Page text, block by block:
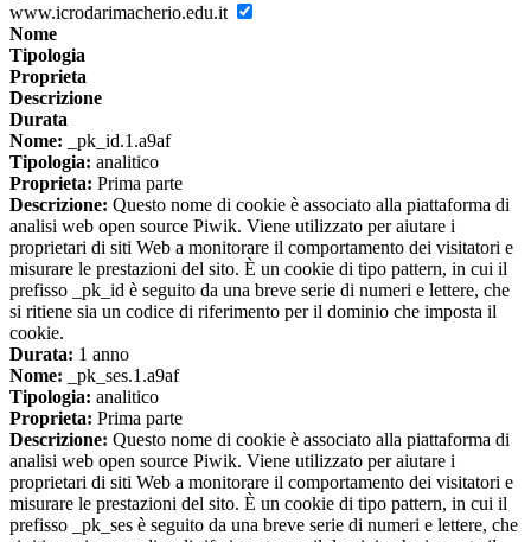
www.icrodarimacherio.edu.it
Nome
Tipologia
Proprieta
Descrizione
Durata
Nome: _pk_id.1.a9af
Tipologia: analitico
Proprieta: Prima parte
Descrizione: Questo nome di cookie è associato alla piattaforma di
analisi web open source Piwik. Viene utilizzato per aiutare i
proprietari di siti Web a monitorare il comportamento dei visitatori e
misurare le prestazioni del sito. È un cookie di tipo pattern, in cui il
prefisso _pk_id è seguito da una breve serie di numeri e lettere, che
si ritiene sia un codice di riferimento per il dominio che imposta il
cookie.
Durata: 1 anno
Nome: _pk_ses.1.a9af
Tipologia: analitico
Proprieta: Prima parte
Descrizione: Questo nome di cookie è associato alla piattaforma di
analisi web open source Piwik. Viene utilizzato per aiutare i
proprietari di siti Web a monitorare il comportamento dei visitatori e
misurare le prestazioni del sito. È un cookie di tipo pattern, in cui il
prefisso _pk_ses è seguito da una breve serie di numeri e lettere, che